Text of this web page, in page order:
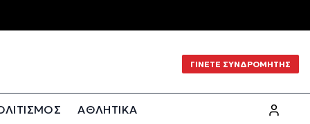
ΓΙΝΕΤΕ ΣΥΝΔΡΟΜΗΤΗΣ
ΑΘΛΗΤΙΚΑ